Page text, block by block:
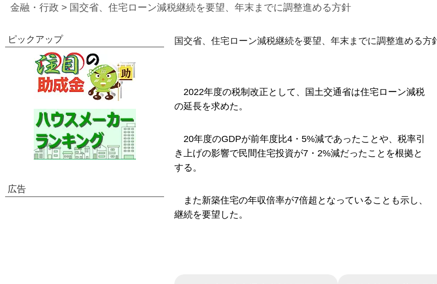
金融・行政 > 国交省、住宅ローン減税継続を要望、年末までに調整進める方針
国交省、住宅ローン減税継続を要望、年末までに調整進める方
2022年度の税制改正として、国土交通省は住宅ローン減税
の延長を求めた。
20年度のGDPが前年度比4・5%減であったことや、税率引
き上げの影響で民間住宅投資が7・2%減だったことを根拠と
する。
また新築住宅の年収倍率が7倍超となっていることも示し、
継続を要望した。
ピックアップ
広告